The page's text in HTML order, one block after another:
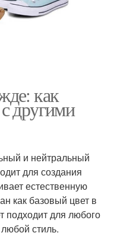
как
другими
и нейтральный
для создания
естественную
как базовый цвет в
для любого
стиль.